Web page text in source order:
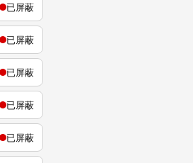
已屏蔽
已屏蔽
已屏蔽
已屏蔽
已屏蔽